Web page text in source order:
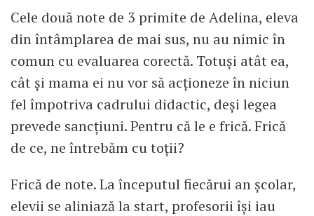
Cele două note de 3 primite de Adelina, eleva
din întâmplarea de mai sus, nu au nimic în
comun cu evaluarea corectă. Totuși atât ea,
cât și mama ei nu vor să acționeze în niciun
fel împotriva cadrului didactic, deși legea
prevede sancțiuni. Pentru că le e frică. Frică
de ce, ne întrebăm cu toții?
Frică de note. La începutul fiecărui an școlar,
elevii se aliniază la start, profesorii își iau